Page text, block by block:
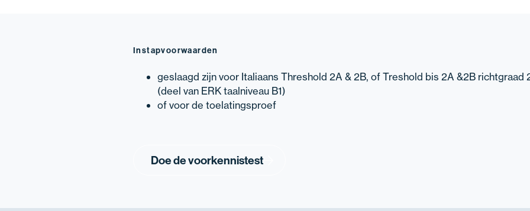
Instapvoorwaarden
geslaagd zijn voor Italiaans Threshold 2A & 2B, of Treshold bis 2A &2B richtgraad
(deel van ERK taalniveau B1)
of voor de toelatingsproef
Doe de voorkennistest